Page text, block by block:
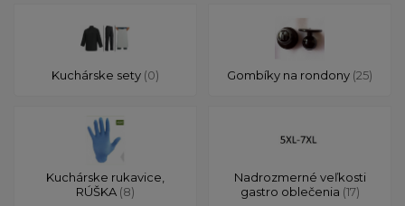
Kuchárske sety (0) Gombíky na rondony (25)
Kuchárske rukavice,
RÚŠKA (8)
Nadrozmerné veľkosti
gastro oblečenia (17)